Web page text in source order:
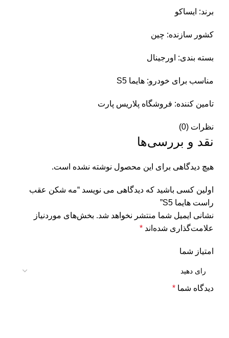
برند: ایساکو
کشور سازنده: چین
بسته بندی: اورجینال
مناسب برای خودرو: هایما S5
تامین کننده: فروشگاه پلاریس پارت
نظرات (0)
نقد و بررسی‌ها
هیچ دیدگاهی برای این محصول نوشته نشده است.
اولین کسی باشید که دیدگاهی می نویسد “مه شکن عقب
راست هایما S5”
نشانی ایمیل شما منتشر نخواهد شد. بخش‌های موردنیاز
علامت‌گذاری شده‌اند *
امتیاز شما
دیدگاه شما *